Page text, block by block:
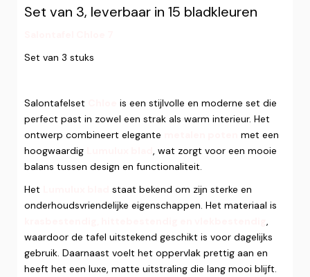
Set van 3, leverbaar in 15 bladkleuren
Set van 3 stuks
Salontafelset
is een stijlvolle en moderne set die
perfect past in zowel een strak als warm interieur. Het
ontwerp combineert elegante
met een
hoogwaardig
, wat zorgt voor een mooie
balans tussen design en functionaliteit.
Het
staat bekend om zijn sterke en
onderhoudsvriendelijke eigenschappen. Het materiaal is
,
waardoor de tafel uitstekend geschikt is voor dagelijks
gebruik. Daarnaast voelt het oppervlak prettig aan en
heeft het een luxe, matte uitstraling die lang mooi blijft.